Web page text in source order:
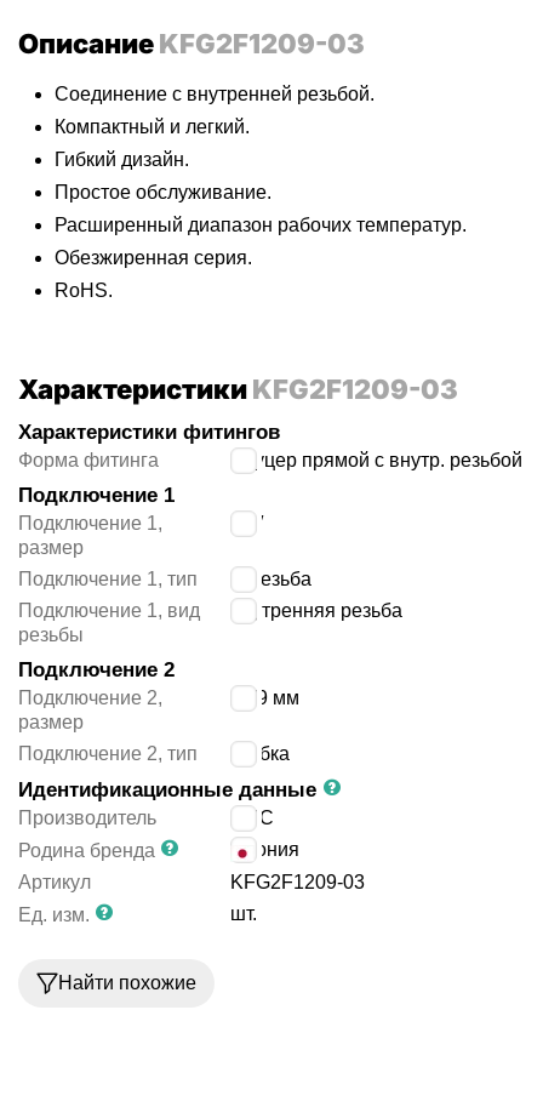
ОписаниеKFG2F1209-03
Соединение с внутренней резьбой.
Компактный и легкий.
Гибкий дизайн.
Простое обслуживание.
Расширенный диапазон рабочих температур.
Обезжиренная серия.
RoHS.
ХарактеристикиKFG2F1209-03
Характеристики фитингов
Форма фитинга штуцер прямой с внутр. резьбой
Подключение 1
Подключение 1,
размер
3/8″
Подключение 1, тип
R резьба
Подключение 1, вид
резьбы
внутренняя резьба
Подключение 2
Подключение 2,
размер
12/9 мм
Подключение 2, тип трубка
Идентификационные данные
Производитель
SMC
Родина бренда
Япония
Артикул
KFG2F1209-03
Ед. изм.
шт.
Найти похожие